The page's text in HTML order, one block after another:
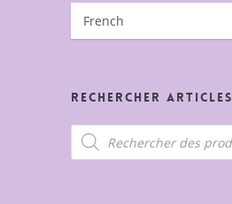
Rechercher Articles
Recherche
de
produits